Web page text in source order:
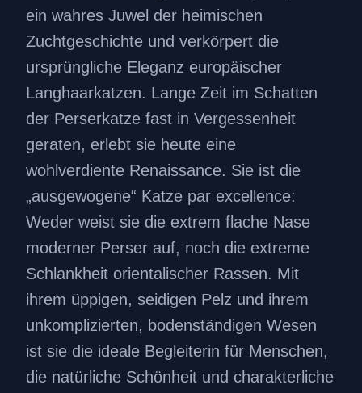
ein wahres Juwel der heimischen
Zuchtgeschichte und verkörpert die
ursprüngliche Eleganz europäischer
Langhaarkatzen. Lange Zeit im Schatten
der Perserkatze fast in Vergessenheit
geraten, erlebt sie heute eine
wohlverdiente Renaissance. Sie ist die
„ausgewogene“ Katze par excellence:
Weder weist sie die extrem flache Nase
moderner Perser auf, noch die extreme
Schlankheit orientalischer Rassen. Mit
ihrem üppigen, seidigen Pelz und ihrem
unkomplizierten, bodenständigen Wesen
ist sie die ideale Begleiterin für Menschen,
die natürliche Schönheit und charakterliche